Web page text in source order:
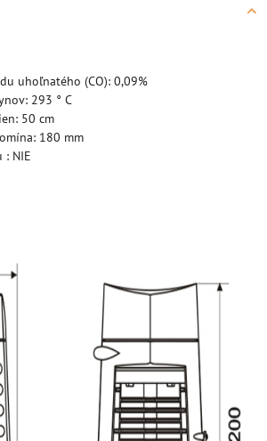
uhoľnatého (CO): 0,09%
293 ° C
50 cm
180 mm
: NIE